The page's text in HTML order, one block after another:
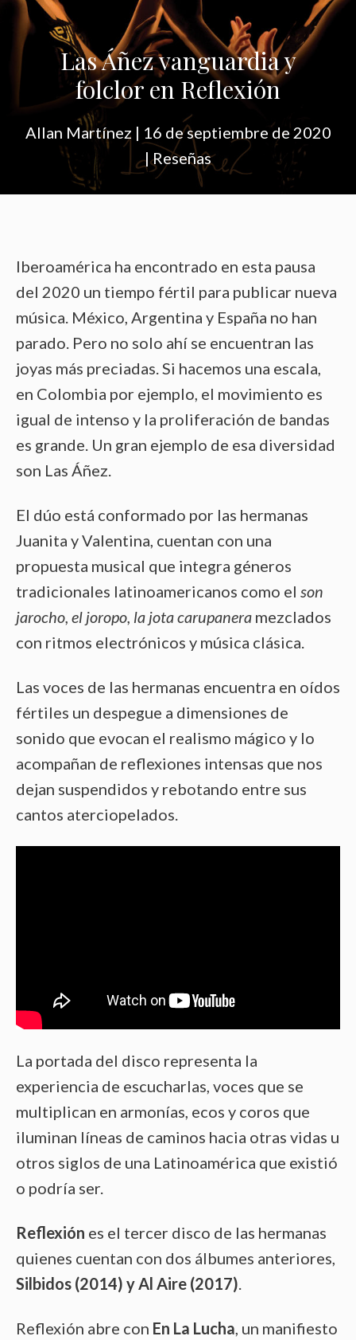
Las Áñez vanguardia y
folclor en Reflexión
Allan Martínez | 16 de septiembre de 2020
|Reseñas
Iberoamérica ha encontrado en esta pausa
del 2020 un tiempo fértil para publicar nueva
música. México, Argentina y España no han
parado. Pero no solo ahí se encuentran las
joyas más preciadas. Si hacemos una escala,
en Colombia por ejemplo, el movimiento es
igual de intenso y la proliferación de bandas
es grande. Un gran ejemplo de esa diversidad
son Las Áñez.
El dúo está conformado por las hermanas
Juanita y Valentina, cuentan con una
propuesta musical que integra géneros
tradicionales latinoamericanos como el son
jarocho, el joropo, la jota carupanera mezclados
con ritmos electrónicos y música clásica.
Las voces de las hermanas encuentra en oídos
fértiles un despegue a dimensiones de
sonido que evocan el realismo mágico y lo
acompañan de reflexiones intensas que nos
dejan suspendidos y rebotando entre sus
cantos aterciopelados.
La portada del disco representa la
experiencia de escucharlas, voces que se
multiplican en armonías, ecos y coros que
iluminan líneas de caminos hacia otras vidas u
otros siglos de una Latinoamérica que existió
o podría ser.
Reflexión es el tercer disco de las hermanas
quienes cuentan con dos álbumes anteriores,
Silbidos (2014) y Al Aire (2017).
Reflexión abre con En La Lucha, un manifiesto